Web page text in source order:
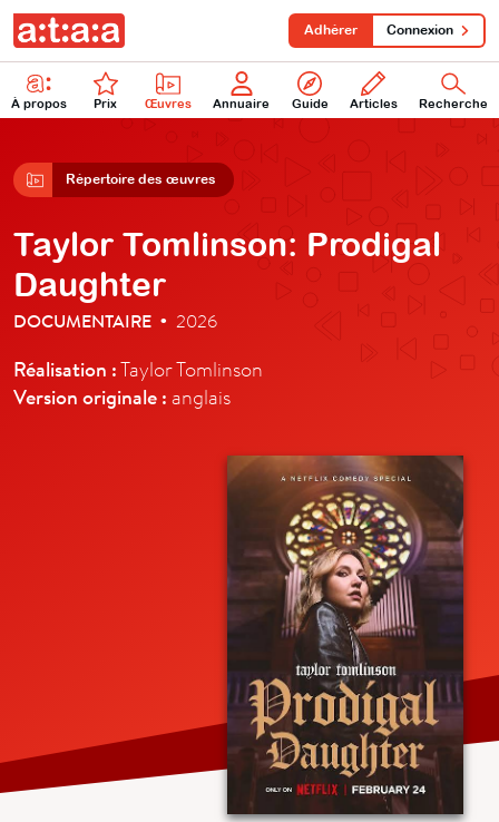
À propos Prix Œuvres Annuaire Guide Articles Recherche
Adhérer Connexion
Répertoire des œuvres
Taylor Tomlinson: Prodigal
Daughter
DOCUMENTAIRE • 2026
Réalisation :Taylor Tomlinson
Version originale : anglais